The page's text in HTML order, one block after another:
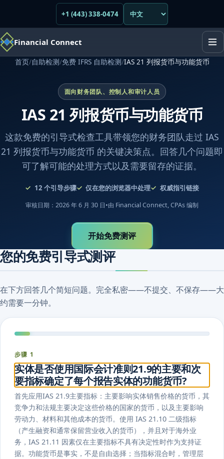
+1 (443) 338-0474
Financial Connect
首页/自助检测/免费 IFRS 自助检测/IAS 21 列报货币与功能货币
面向财务团队、控制人和审计人员
IAS 21 列报货币与功能货币
这款免费的引导式检查工具带领您的财务团队走过 IAS
21 列报货币与功能货币 的关键决策点。回答几个问题即
可了解可能的处理方式以及需要留存的证据。
12 个引导步骤 仅在您的浏览器中处理 权威指引链接
审核日期：2026 年 6 月 30 日•由 Financial Connect, CPAs 编制
开始免费测评
您的免费引导式测评
在下方回答几个简短问题。完全私密——不提交、不保存——大
约需要一分钟。
步骤 1
实体是否使用国际会计准则21.9的主要和次
要指标确定了每个报告实体的功能货币?
首先应用IAS 21.9主要指标：主要影响实体销售价格的货币，其
竞争力和法规主要决定这些价格的国家的货币，以及主要影响
劳动力、材料和其他成本的货币。使用 IAS 21.10 二级指标
（产生融资和通常保留营业收入的货币），并且对于海外业
务，IAS 21.11 因素仅在主要指标不具有决定性时作为支持证
据。功能货币是事实，不是自由选择；当指标混合时，管理层